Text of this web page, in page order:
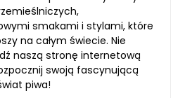
smakami i stylami, które
na całym świecie. Nie
naszą stronę internetową
swoją fascynującą
piwa!